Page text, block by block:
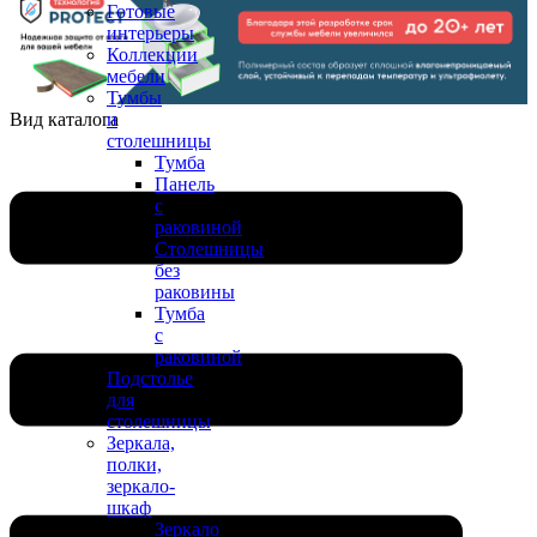
Готовые
интерьеры
Коллекции
мебели
Тумбы
и
столешницы
Тумба
Панель
с
раковиной
Столешницы
без
раковины
Тумба
с
раковиной
Подстолье
для
столешницы
Зеркала,
полки,
зеркало-
шкаф
Зеркало
Вид каталога